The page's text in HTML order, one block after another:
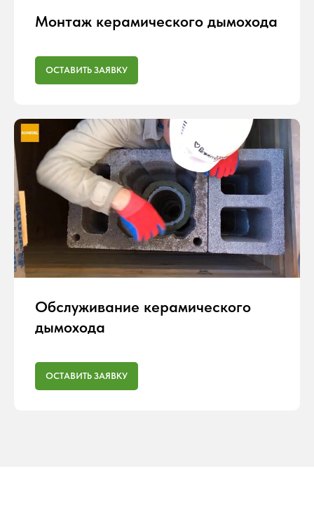
Монтаж керамического дымохода
ОСТАВИТЬ ЗАЯВКУ
Обслуживание керамического
дымохода
ОСТАВИТЬ ЗАЯВКУ